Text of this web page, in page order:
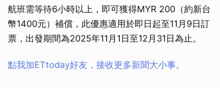
航班需等待6小時以上，即可獲得MYR 200（約新台
幣1400元）補償，此優惠適用於即日起至11月9日訂
票，出發期間為2025年11月1日至12月31日為止。
點我加ETtoday好友，接收更多新聞大小事。